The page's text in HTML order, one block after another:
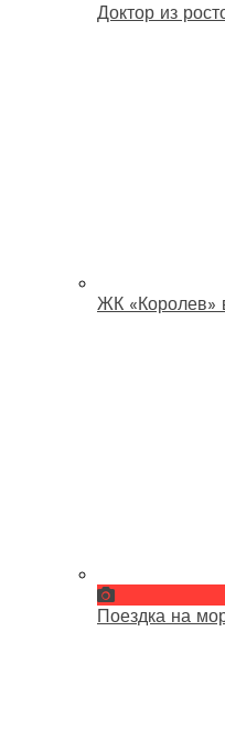
Доктор из
ЖК «Королев»
Поездка на